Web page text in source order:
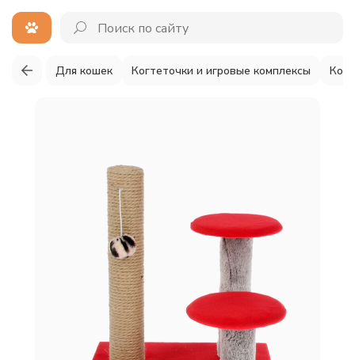
Для кошек Когтеточки и игровые комплексы